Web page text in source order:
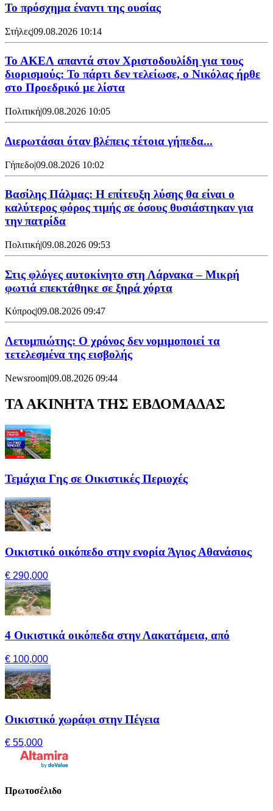
Το πρόσχημα έναντι της ουσίας
Στήλες|09.08.2026 10:14
Το ΑΚΕΛ απαντά στον Χριστοδουλίδη για τους
διορισμούς: Το πάρτι δεν τελείωσε, ο Νικόλας ήρθε
στο Προεδρικό με λίστα
Πολιτική|09.08.2026 10:05
Διερωτάσαι όταν βλέπεις τέτοια γήπεδα...
Γήπεδο|09.08.2026 10:02
Βασίλης Πάλμας: Η επίτευξη λύσης θα είναι ο
καλύτερος φόρος τιμής σε όσους θυσιάστηκαν για
την πατρίδα
Πολιτική|09.08.2026 09:53
Στις φλόγες αυτοκίνητο στη Λάρνακα – Μικρή
φωτιά επεκτάθηκε σε ξηρά χόρτα
Κύπρος|09.08.2026 09:47
Λετυμπιώτης: Ο χρόνος δεν νομιμοποιεί τα
τετελεσμένα της εισβολής
Newsroom|09.08.2026 09:44
ΤΑ ΑΚΙΝΗΤΑ ΤΗΣ ΕΒΔΟΜΑΔΑΣ
Τεμάχια Γης σε Οικιστικές Περιοχές
Οικιστικό οικόπεδο στην ενορία Άγιος Αθανάσιος
€ 290,000
4 Οικιστικά οικόπεδα στην Λακατάμεια, από
€ 100,000
Οικιστικό χωράφι στην Πέγεια
€ 55,000
Πρωτοσέλιδο